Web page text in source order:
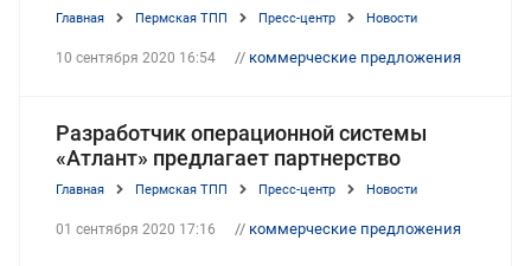
Главная Пермская ТПП Пресс-центр Новости
10 сентября 2020 16:54 // коммерческие предложения
Разработчик операционной системы
«Атлант» предлагает партнерство
Главная Пермская ТПП Пресс-центр Новости
01 сентября 2020 17:16 // коммерческие предложения